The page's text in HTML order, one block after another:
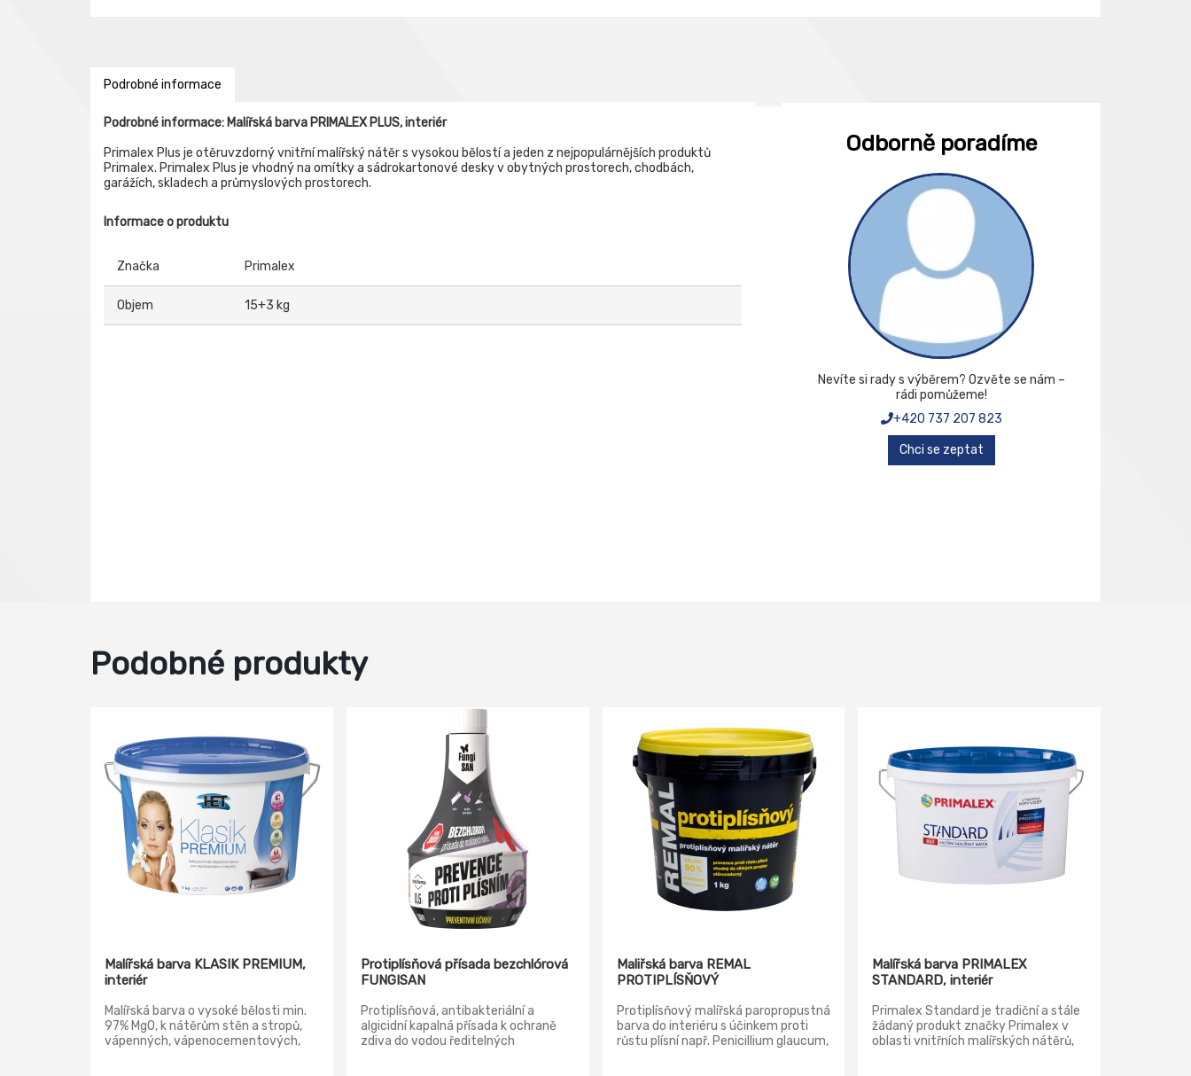
Podrobné informace
Podrobné informace: Malířská barva PRIMALEX PLUS, interiér
Primalex Plus je otěruvzdorný vnitřní malířský nátěr s vysokou bělostí a jeden z nejpopulárnějších produktů
Primalex. Primalex Plus je vhodný na omítky a sádrokartonové desky v obytných prostorech, chodbách,
garážích, skladech a průmyslových prostorech.
Informace o produktu
Značka Primalex
Objem 15+3 kg
Odborně poradíme
Nevíte si rady s výběrem? Ozvěte se nám –
rádi pomůžeme!
+420 737 207 823
Chci se zeptat
Podobné produkty
Malířská barva KLASIK PREMIUM,
interiér
Malířská barva o vysoké bělosti min.
97% MgO, k nátěrům stěn a stropů,
vápenných, vápenocementových,
Protiplísňová přísada bezchlórová
FUNGISAN
Protiplísňová, antibakteriální a
algicidní kapalná přísada k ochraně
zdiva do vodou ředitelných
Maliřská barva REMAL
PROTIPLÍSŇOVÝ
Protiplísňový malířská paropropustná
barva do interiéru s účinkem proti
růstu plísní např. Penicillium glaucum,
Malířská barva PRIMALEX
STANDARD, interiér
Primalex Standard je tradiční a stále
žádaný produkt značky Primalex v
oblasti vnitřních malířských nátěrů,